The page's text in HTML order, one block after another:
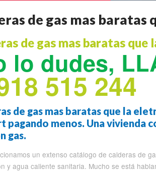
de gas mas baratas
de gas mas baratas
lo dudes,
515 244
de gas mas baratas que la
pagando menos. Una vivienda
gas.
un extenso catálogo de calderas de
y agua caliente sanitaria. Mucho se está